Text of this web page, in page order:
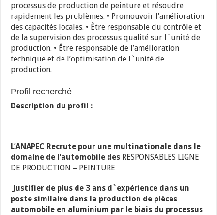
processus de production de peinture et résoudre
rapidement les problèmes. • Promouvoir l’amélioration
des capacités locales. • Être responsable du contrôle et
de la supervision des processus qualité sur l`unité de
production. • Être responsable de l’amélioration
technique et de l’optimisation de l`unité de
production.
Profil recherché
Description du profil :
L’ANAPEC Recrute pour une multinationale dans le
domaine de l’automobile des RESPONSABLES LIGNE
DE PRODUCTION – PEINTURE
Justifier de plus de 3 ans d`expérience dans un
poste similaire dans la production de pièces
automobile en aluminium par le biais du processus